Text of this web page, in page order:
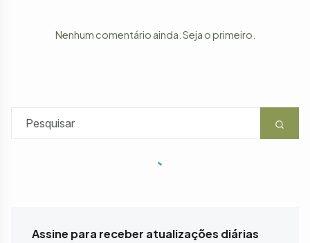
Nenhum comentário ainda. Seja o primeiro.
Assine para receber atualizações diárias